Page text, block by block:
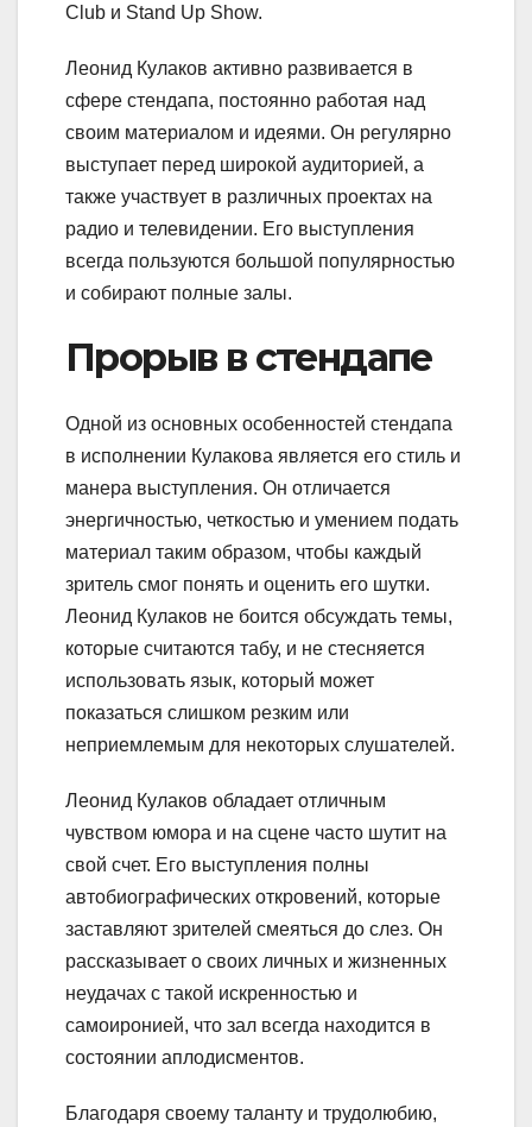
Club и Stand Up Show.
Леонид Кулаков активно развивается в
сфере стендапа, постоянно работая над
своим материалом и идеями. Он регулярно
выступает перед широкой аудиторией, а
также участвует в различных проектах на
радио и телевидении. Его выступления
всегда пользуются большой популярностью
и собирают полные залы.
Прорыв в стендапе
Одной из основных особенностей стендапа
в исполнении Кулакова является его стиль и
манера выступления. Он отличается
энергичностью, четкостью и умением подать
материал таким образом, чтобы каждый
зритель смог понять и оценить его шутки.
Леонид Кулаков не боится обсуждать темы,
которые считаются табу, и не стесняется
использовать язык, который может
показаться слишком резким или
неприемлемым для некоторых слушателей.
Леонид Кулаков обладает отличным
чувством юмора и на сцене часто шутит на
свой счет. Его выступления полны
автобиографических откровений, которые
заставляют зрителей смеяться до слез. Он
рассказывает о своих личных и жизненных
неудачах с такой искренностью и
самоиронией, что зал всегда находится в
состоянии аплодисментов.
Благодаря своему таланту и трудолюбию,